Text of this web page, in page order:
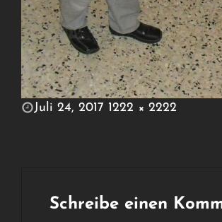
POSTED
Juli 24, 2017 1222 × 2222
Schreibe einen